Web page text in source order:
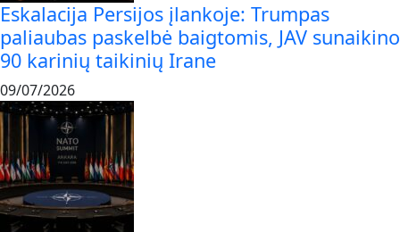
Eskalacija Persijos įlankoje: Trumpas
paliaubas paskelbė baigtomis, JAV sunaikino
90 karinių taikinių Irane
09/07/2026